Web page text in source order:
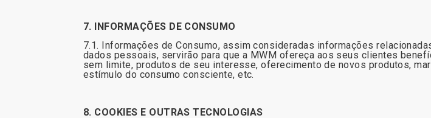
7. INFORMAÇÕES DE CONSUMO
7.1. Informações de Consumo, assim consideradas informações
dados pessoais, servirão para que a MWM ofereça aos seus clientes
sem limite, produtos de seu interesse, oferecimento de novos produtos,
estímulo do consumo consciente, etc.
8. COOKIES E OUTRAS TECNOLOGIAS